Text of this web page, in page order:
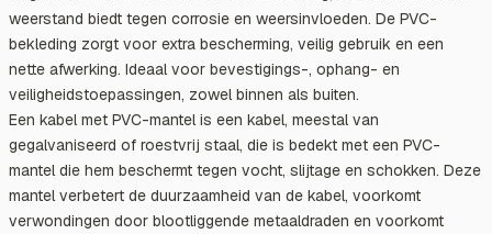
weerstand biedt tegen corrosie en weersinvloeden. De PVC-
bekleding zorgt voor extra bescherming, veilig gebruik en een
nette afwerking. Ideaal voor bevestigings-, ophang- en
veiligheidstoepassingen, zowel binnen als buiten.
Een kabel met PVC-mantel is een kabel, meestal van
gegalvaniseerd of roestvrij staal, die is bedekt met een PVC-
mantel die hem beschermt tegen vocht, slijtage en schokken. Deze
mantel verbetert de duurzaamheid van de kabel, voorkomt
verwondingen door blootliggende metaaldraden en voorkomt